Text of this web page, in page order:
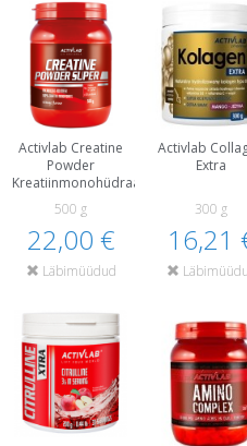
Activlab Creatine
Powder
Kreatiinmonohüdraat
500 g
22,00 €
Läbimüüdud
Activlab
Extra
300 g
16,21